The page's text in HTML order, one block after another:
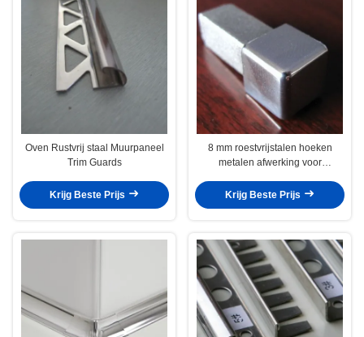
Oven Rustvrij staal Muurpaneel
Trim Guards
Krijg Beste Prijs
8 mm roestvrijstalen hoeken
metalen afwerking voor
Krijg Beste Prijs